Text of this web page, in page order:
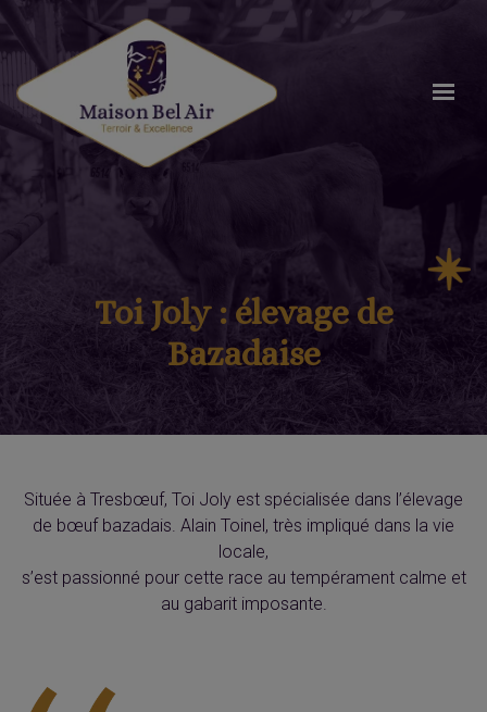
Toi Joly : élevage de
Bazadaise
Située à Tresbœuf, Toi Joly est spécialisée dans l’élevage
de bœuf bazadais. Alain Toinel, très impliqué dans la vie
locale,
s’est passionné pour cette race au tempérament calme et
au gabarit imposante.